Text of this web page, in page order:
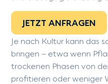
JETZT ANFRAGEN
Je nach Kultur kann das
bringen – etwa wenn
trockenen Phasen von
profitieren oder weniger